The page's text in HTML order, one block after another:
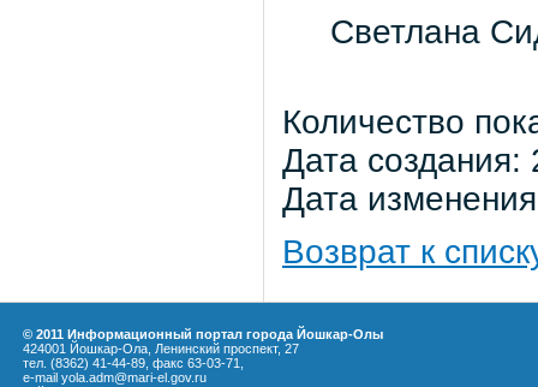
Светлана
Количество
Дата
Дата
Возврат к
© 2011 Информационный портал города Йошкар-Олы
424001 Йошкар-Ола, Ленинский проспект, 27
тел. (8362) 41-44-89, факс 63-03-71,
e-mail yola.adm@mari-el.gov.ru